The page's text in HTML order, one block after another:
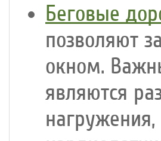
Беговые
позволяют
окном.
являются